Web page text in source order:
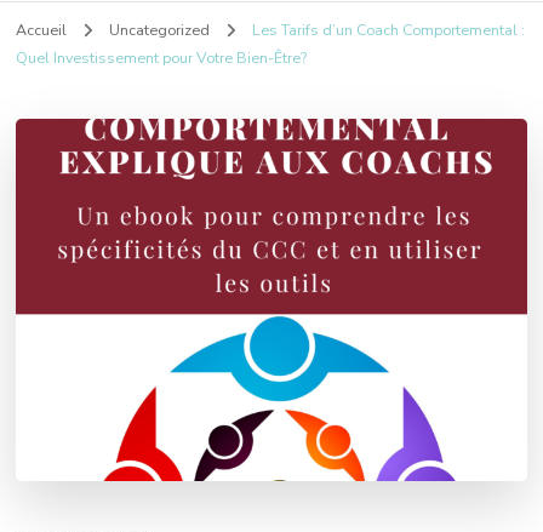
Accueil Uncategorized
Les Tarifs d’un Coach Comportemental :
Quel Investissement pour Votre Bien-Être?